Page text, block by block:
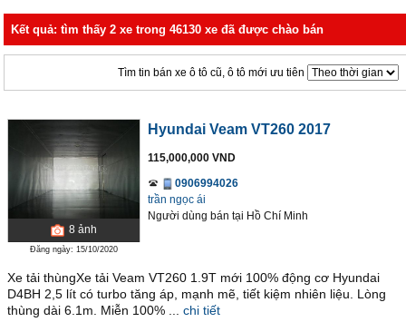
Kết quả: tìm thấy 2 xe trong 46130 xe đã được chào bán
Tìm tin bán xe ô tô cũ, ô tô mới ưu tiên
8 ảnh
Đăng ngày: 15/10/2020
Hyundai Veam VT260 2017
115,000,000 VND
0906994026
trần ngọc ái
Người dùng bán tại Hồ Chí Minh
Xe tải thùngXe tải Veam VT260 1.9T mới 100% động cơ Hyundai
D4BH 2,5 lít có turbo tăng áp, mạnh mẽ, tiết kiệm nhiên liệu. Lòng
thùng dài 6.1m. Miễn 100% ...
chi tiết